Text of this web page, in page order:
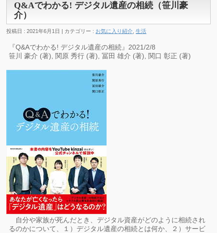
Q&Aでわかる! デジタル遺産の相続（笹川豪
介）
投稿日 : 2021年6月1日 | カテゴリー : お気に入り紹介 ,生活
『Q&Aでわかる! デジタル遺産の相続』2021/2/8
笹川 豪介 (著), 関原 秀行 (著), 冨田 雄介 (著), 関口 彰正 (著)
自分や家族が死んだとき、デジタル資産がどのように相続され
るのかについて、１）デジタル遺産の相続とは何か、２）サービ